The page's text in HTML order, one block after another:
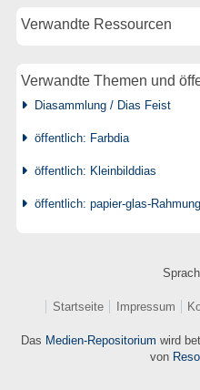
Verwandte Ressourcen
Verwandte Themen und
Diasammlung / Dias Feist
öffentlich: Farbdia
öffentlich: Kleinbilddias
öffentlich: papier-glas-Rahmung
Startseite Impressum
Das Medien-Repositorium wird
von